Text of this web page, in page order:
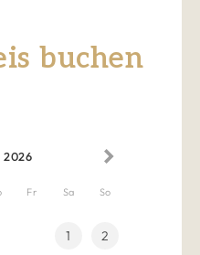
buchen
2026
Fr Sa So
1 2